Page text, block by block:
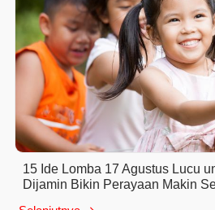
15 Ide Lomba 17 Agustus Lucu
Dijamin Bikin Perayaan Makin